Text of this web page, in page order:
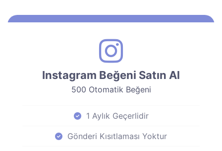
Instagram Beğeni Satın Al
500 Otomatik Beğeni
1 Aylık Geçerlidir
Gönderi Kısıtlaması Yoktur